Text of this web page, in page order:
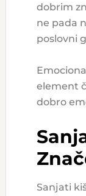
dobrim
ne pada
poslovni
element
dobro
Sanjati